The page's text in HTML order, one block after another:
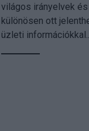
világos irányelvek
különösen ott
üzleti